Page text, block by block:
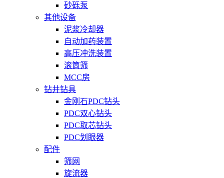
砂砾泵
其他设备
泥浆冷却器
自动加药装置
高压冲洗装置
滚筒筛
MCC房
钻井钻具
金刚石PDC钻头
PDC双心钻头
PDC取芯钻头
PDC划眼器
配件
筛网
旋流器